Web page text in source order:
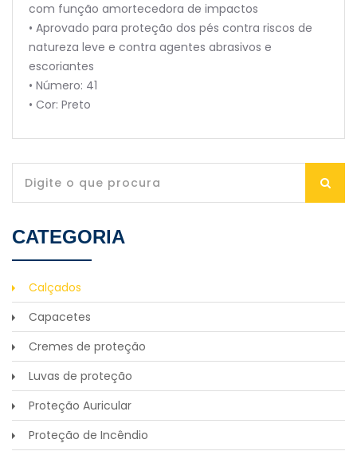
com função amortecedora de impactos
• Aprovado para proteção dos pés contra riscos de
natureza leve e contra agentes abrasivos e
escoriantes
• Número: 41
• Cor: Preto
CATEGORIA
Calçados
Capacetes
Cremes de proteção
Luvas de proteção
Proteção Auricular
Proteção de Incêndio